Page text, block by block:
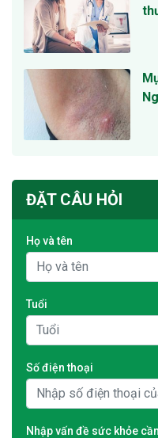
ĐẶT CÂU HỎI
Họ và tên
Tuổi
Số điện thoại
Nhập vấn đề sức khỏe